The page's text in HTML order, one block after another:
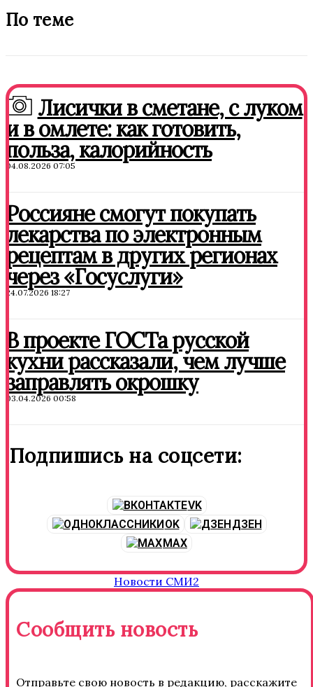
По теме
Лисички в сметане, с луком
и в омлете: как готовить,
польза, калорийность
04.08.2026 07:05
Россияне смогут покупать
лекарства по электронным
рецептам в других регионах
через «Госуслуги»
24.07.2026 18:27
В проекте ГОСТа русской
кухни рассказали, чем лучше
заправлять окрошку
03.04.2026 00:58
Подпишись на соцсети:
VK
OK
ДЗЕН
MAX
Новости СМИ2
Сообщить новость
Отправьте свою новость в редакцию, расскажите